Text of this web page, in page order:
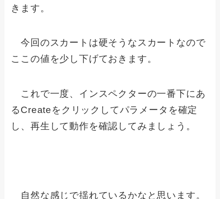
きます。
今回のスカートは硬そうなスカートなので
ここの値を少し下げておきます。
これで一度、インスペクターの一番下にあ
るCreateをクリックしてパラメータを確定
し、再生して動作を確認してみましょう。
自然な感じで揺れているかなと思います。